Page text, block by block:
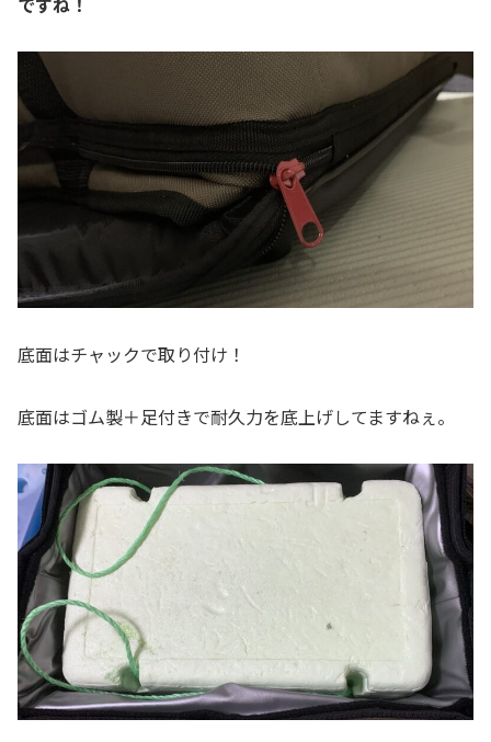
底面はチャックで取り付け！
底面はゴム製＋足付きで耐久力を底上げしてますねぇ。